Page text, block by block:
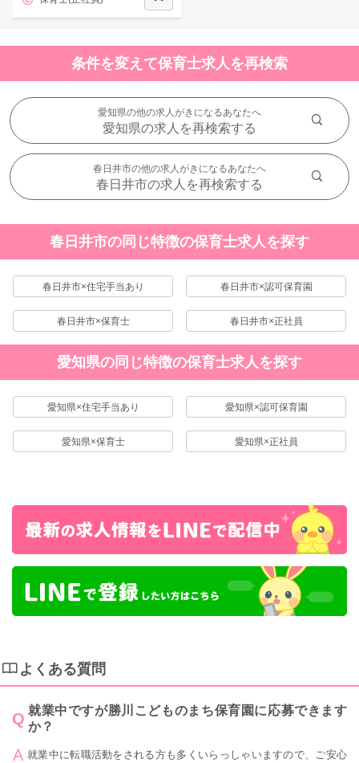
条件を変えて保育士求人を再検索
愛知県の他の求人がきになるあなたへ
愛知県の求人を再検索する
春日井市の他の求人がきになるあなたへ
春日井市の求人を再検索する
春日井市の同じ特徴の保育士求人を探す
春日井市×住宅手当あり 春日井市×認可保育園
春日井市×保育士 春日井市×正社員
愛知県の同じ特徴の保育士求人を探す
愛知県×住宅手当あり 愛知県×認可保育園
愛知県×保育士 愛知県×正社員
よくある質問
就業中ですが勝川こどものまち保育園に応募できます
か？
就業中に転職活動をされる方も多くいらっしゃいますので、ご安心